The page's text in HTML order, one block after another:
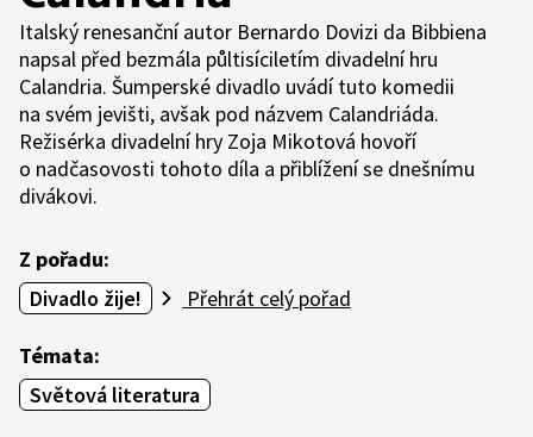
Italský renesanční autor Bernardo Dovizi da Bibbiena
napsal před bezmála půltisíciletím divadelní hru
Calandria. Šumperské divadlo uvádí tuto komedii
na svém jevišti, avšak pod názvem Calandriáda.
Režisérka divadelní hry Zoja Mikotová hovoří
o nadčasovosti tohoto díla a přiblížení se dnešnímu
divákovi.
Z pořadu:
Divadlo žije!
Přehrát celý pořad
Témata:
Světová literatura